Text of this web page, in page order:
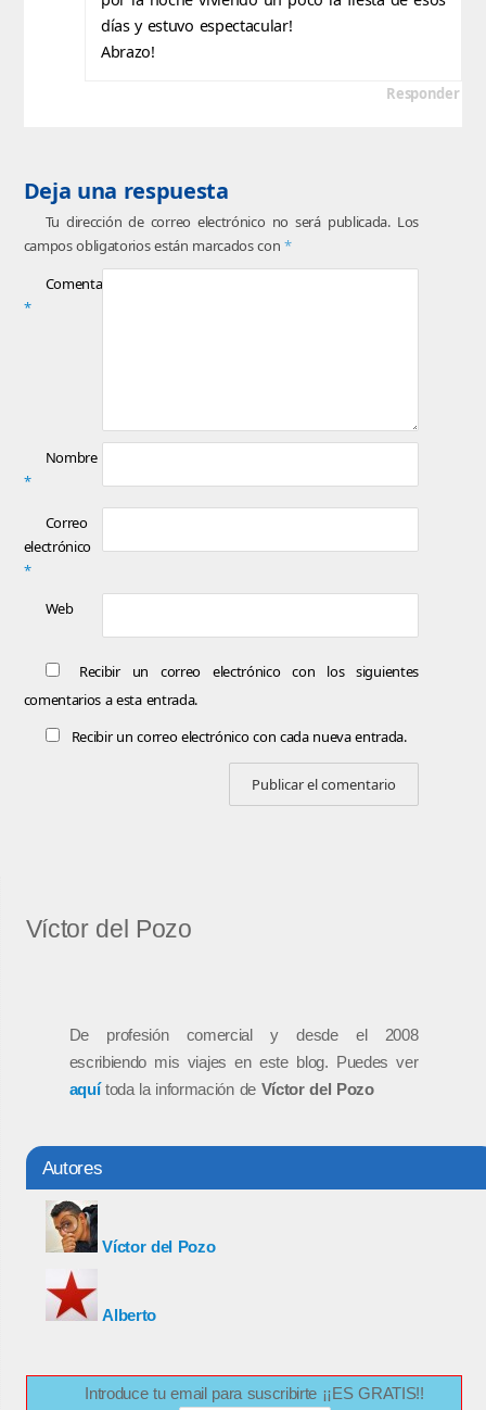
días y estuvo espectacular!
Abrazo!
Responder
Deja una respuesta
Tu dirección de correo electrónico no será publicada. Los
campos obligatorios están marcados con*
Comentario
*
Nombre
*
Correo
electrónico
*
Web
Recibir un correo electrónico con los siguientes
comentarios a esta entrada.
Recibir un correo electrónico con cada nueva entrada.
Víctor del Pozo
De profesión comercial y desde el 2008
escribiendo mis viajes en este blog. Puedes ver
aquítoda la información de Víctor del Pozo
Autores
Víctor del Pozo
Alberto
Introduce tu email para suscribirte ¡¡ES GRATIS!!